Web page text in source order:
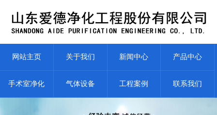
网站主页 关于我们 新闻中心 产品中心
手术室净化 气体设备 工程案例 联系我们